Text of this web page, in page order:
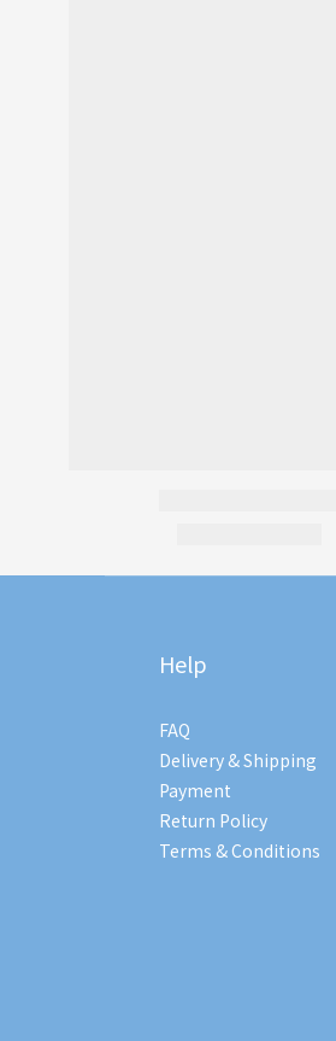
Help
FAQ
Delivery & Shipping
Payment
Return Policy
Terms & Conditions